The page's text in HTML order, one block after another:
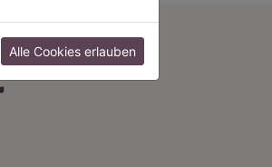
Alle Cookies erlauben